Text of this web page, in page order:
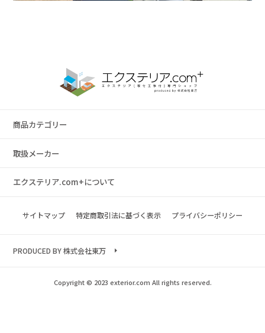
商品カテゴリー
取扱メーカー
エクステリア.com+について
サイトマップ 特定商取引法に基づく表示 プライバシーポリシー
PRODUCED BY 株式会社東万
Copyright © 2023 exterior.com All rights reserved.